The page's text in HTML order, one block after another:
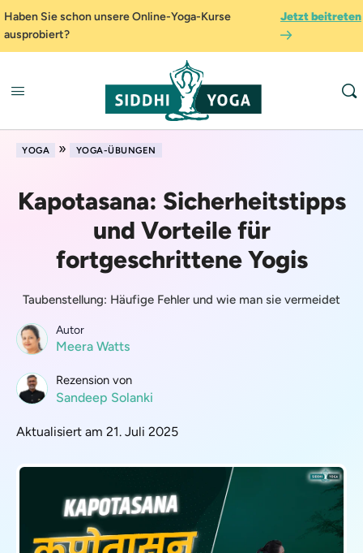
Haben Sie schon unsere Online-Yoga-Kurse
ausprobiert?
Jetzt beitreten
YOGA » YOGA-ÜBUNGEN
Kapotasana: Sicherheitstipps
und Vorteile für
fortgeschrittene Yogis
Taubenstellung: Häufige Fehler und wie man sie vermeidet
Autor
Meera Watts
Rezension von
Sandeep Solanki
Aktualisiert am 21. Juli 2025